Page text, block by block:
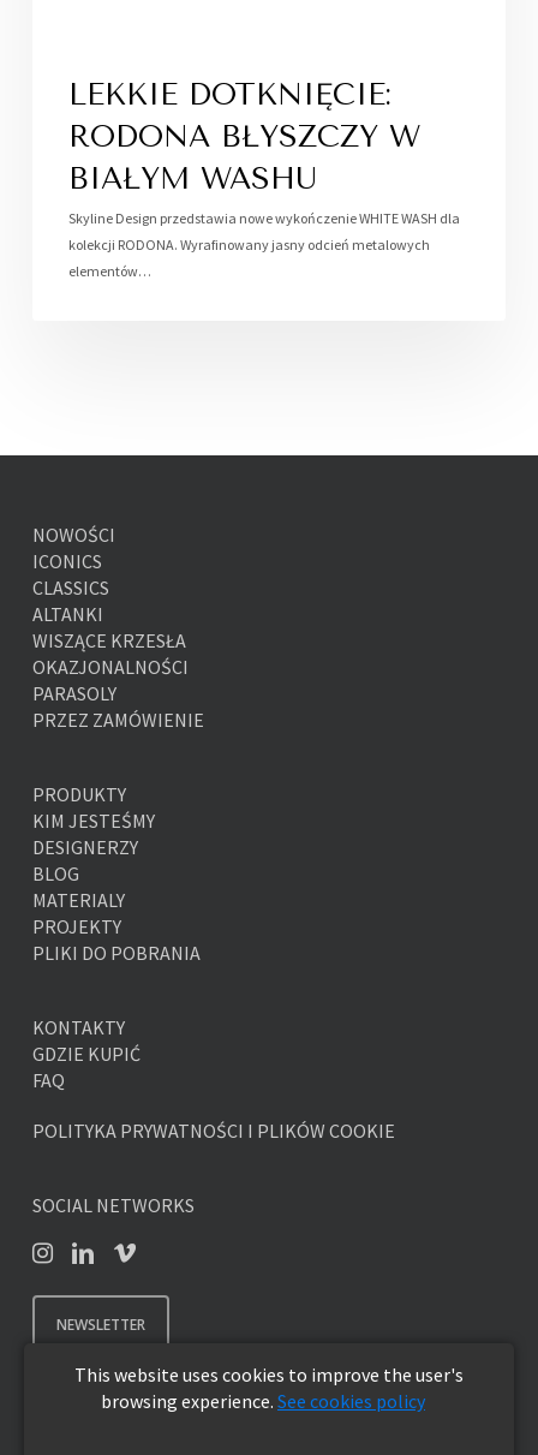
LEKKIE DOTKNIĘCIE:
RODONA BŁYSZCZY W
BIAŁYM WASHU
Skyline Design przedstawia nowe wykończenie WHITE WASH dla
kolekcji RODONA. Wyrafinowany jasny odcień metalowych
elementów…
NOWOŚCI
ICONICS
CLASSICS
ALTANKI
WISZĄCE KRZESŁA
OKAZJONALNOŚCI
PARASOLY
PRZEZ ZAMÓWIENIE
PRODUKTY
KIM JESTEŚMY
DESIGNERZY
BLOG
MATERIALY
PROJEKTY
PLIKI DO POBRANIA
KONTAKTY
GDZIE KUPIĆ
FAQ
POLITYKA PRYWATNOŚCI I PLIKÓW COOKIE
SOCIAL NETWORKS
NEWSLETTER
This website uses cookies to improve the user's
browsing experience. See cookies policy